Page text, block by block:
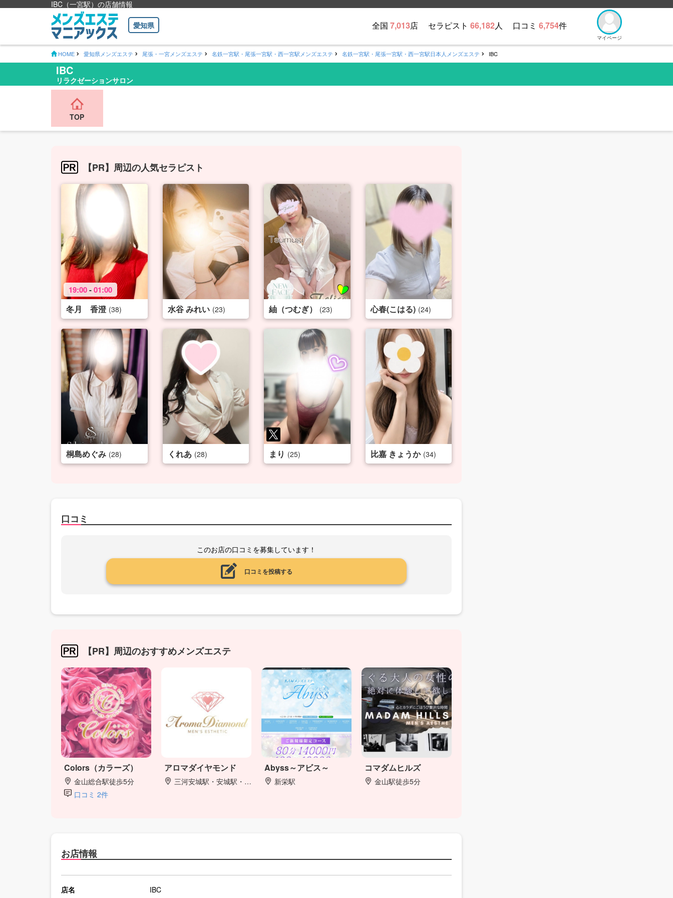
IBC（一宮駅）の店舗情報
愛知県 全国 7,013店 セラピスト 66,182人 口コミ 6,754件
マイページ
HOME 愛知県メンズエステ 尾張・一宮メンズエステ 名鉄一宮駅・尾張一宮駅・西一宮駅メンズエステ 名鉄一宮駅・尾張一宮駅・西一宮駅日本人メンズエステ IBC
IBC
リラクゼーションサロン
TOP
【PR】周辺の人気セラピスト
19:00-01:00
冬月 香澄 (38) 水谷 みれい (23) 紬（つむぎ） (23) 心春(こはる) (24)
桐島めぐみ (28) くれあ (28) まり (25) 比嘉 きょうか (34)
口コミ
このお店の口コミを募集しています！
口コミを投稿する
【PR】周辺のおすすめメンズエステ
Colors（カラーズ）
金山総合駅徒歩5分
口コミ 2件
アロマダイヤモンド
三河安城駅・安城駅・新安城駅
Abyss～アビス～
新栄駅
コマダムヒルズ
金山駅徒歩5分
お店情報
店名 IBC